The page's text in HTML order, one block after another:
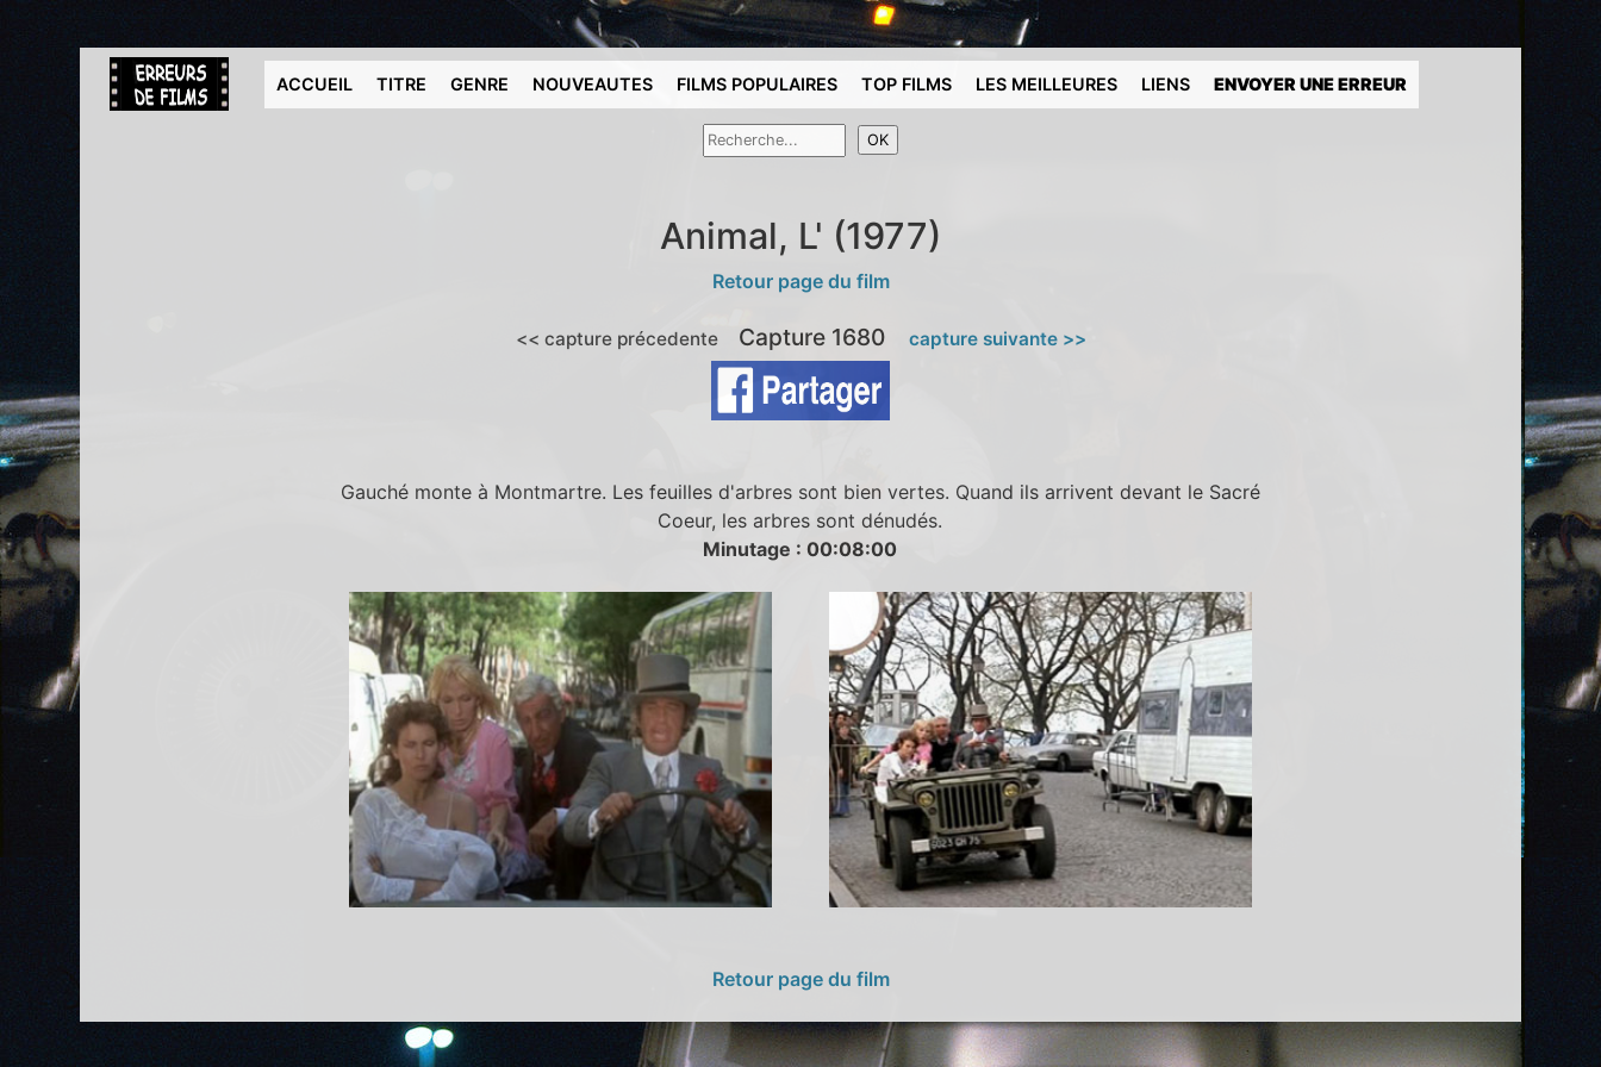
ACCUEIL TITRE GENRE NOUVEAUTES FILMS POPULAIRES TOP FILMS LES MEILLEURES LIENS ENVOYER UNE ERREUR
Animal, L' (1977)
Retour page du film
<< capture précedente Capture 1680 capture suivante >>
Gauché monte à Montmartre. Les feuilles d'arbres sont bien vertes. Quand ils arrivent devant le Sacré
Coeur, les arbres sont dénudés.
Minutage : 00:08:00
Retour page du film